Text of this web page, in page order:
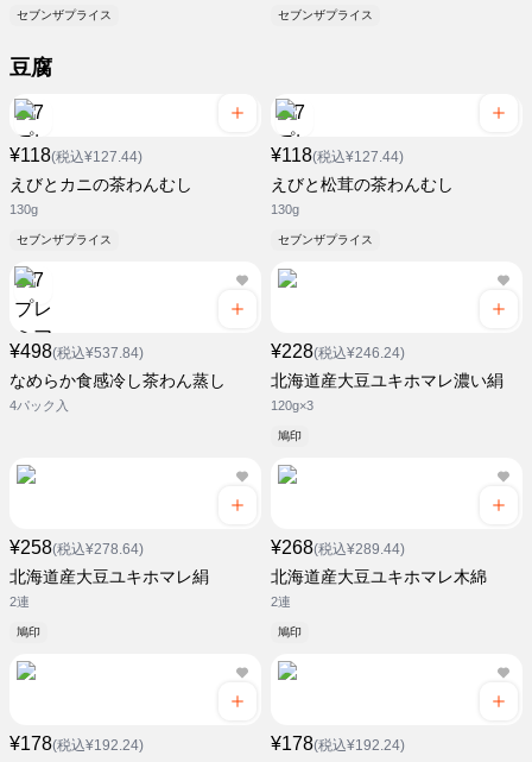
セブンザプライス セブンザプライス
豆腐
¥118(税込¥127.44)
えびとカニの茶わんむし
130g
セブンザプライス
¥118(税込¥127.44)
えびと松茸の茶わんむし
130g
セブンザプライス
¥498(税込¥537.84)
なめらか食感冷し茶わん蒸し
4パック入
¥228(税込¥246.24)
北海道産大豆ユキホマレ濃い絹
120g×3
鳩印
¥258(税込¥278.64)
北海道産大豆ユキホマレ絹
2連
鳩印
¥268(税込¥289.44)
北海道産大豆ユキホマレ木綿
2連
鳩印
¥178(税込¥192.24) ¥178(税込¥192.24)